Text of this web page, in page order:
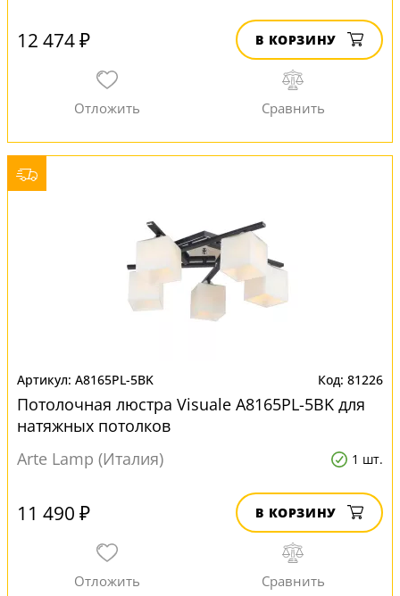
12 474 ₽ В КОРЗИНУ
A8165PL-5BK 81226
Потолочная люстра Visuale A8165PL-5BK для
натяжных потолков
Arte Lamp (Италия)
1 шт.
11 490 ₽ В КОРЗИНУ